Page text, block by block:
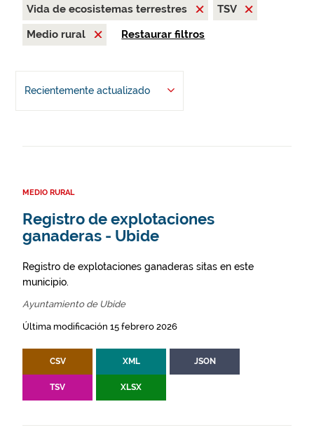
Vida de ecosistemas terrestres
TSV
Medio rural
Restaurar filtros
Recientemente actualizado
MEDIO RURAL
Registro de explotaciones
ganaderas - Ubide
Registro de explotaciones ganaderas sitas en este
municipio.
Ayuntamiento de Ubide
Última modificación 15 febrero 2026
CSV XML JSON
TSV XLSX